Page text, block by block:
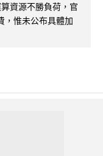
資源不勝負荷，官
，惟未公布具體加